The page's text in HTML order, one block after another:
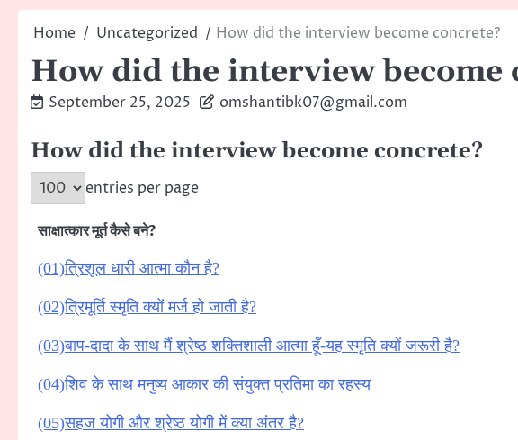
Home Uncategorized How did the interview become concrete?
How did the interview become
September 25, 2025 omshantibk07@gmail.com
How did the interview become concrete?
entries per page
साक्षात्कार मूर्त कैसे बने?
(01)त्रिशूल धारी आत्मा कौन है?
(02)त्रिमूर्ति स्मृति क्यों मर्ज हो जाती है?
(03)बाप-दादा के साथ मैं श्रेष्ठ शक्तिशाली आत्मा हूँ-यह स्मृति क्यों जरूरी है?
(04)शिव के साथ मनुष्य आकार की संयुक्त प्रतिमा का रहस्य
(05)सहज योगी और श्रेष्ठ योगी में क्या अंतर है?